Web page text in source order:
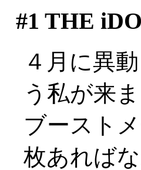
#1 THE
４月に異
う私が来
ブースト
枚あれば